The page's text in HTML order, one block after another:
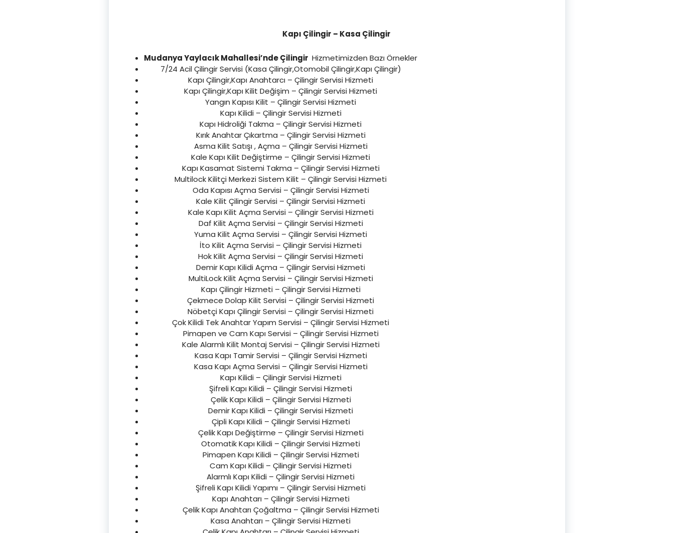
Kapı Çilingir – Kasa Çilingir
Mudanya Yaylacık Mahallesi’nde Çilingir Hizmetimizden Bazı Örnekler
7/24 Acil Çilingir Servisi (Kasa Çilingir,Otomobil Çilingir,Kapı Çilingir)
Kapı Çilingir,Kapı Anahtarcı – Çilingir Servisi Hizmeti
Kapı Çilingir,Kapı Kilit Değişim – Çilingir Servisi Hizmeti
Yangın Kapısı Kilit – Çilingir Servisi Hizmeti
Kapı Kilidi – Çilingir Servisi Hizmeti
Kapı Hidroliği Takma – Çilingir Servisi Hizmeti
Kırık Anahtar Çıkartma – Çilingir Servisi Hizmeti
Asma Kilit Satışı , Açma – Çilingir Servisi Hizmeti
Kale Kapı Kilit Değiştirme – Çilingir Servisi Hizmeti
Kapı Kasamat Sistemi Takma – Çilingir Servisi Hizmeti
Multilock Kilitçi Merkezi Sistem Kilit – Çilingir Servisi Hizmeti
Oda Kapısı Açma Servisi – Çilingir Servisi Hizmeti
Kale Kilit Çilingir Servisi – Çilingir Servisi Hizmeti
Kale Kapı Kilit Açma Servisi – Çilingir Servisi Hizmeti
Daf Kilit Açma Servisi – Çilingir Servisi Hizmeti
Yuma Kilit Açma Servisi – Çilingir Servisi Hizmeti
İto Kilit Açma Servisi – Çilingir Servisi Hizmeti
Hok Kilit Açma Servisi – Çilingir Servisi Hizmeti
Demir Kapı Kilidi Açma – Çilingir Servisi Hizmeti
MultiLock Kilit Açma Servisi – Çilingir Servisi Hizmeti
Kapı Çilingir Hizmeti – Çilingir Servisi Hizmeti
Çekmece Dolap Kilit Servisi – Çilingir Servisi Hizmeti
Nöbetçi Kapı Çilingir Servisi – Çilingir Servisi Hizmeti
Çok Kilidi Tek Anahtar Yapım Servisi – Çilingir Servisi Hizmeti
Pimapen ve Cam Kapı Servisi – Çilingir Servisi Hizmeti
Kale Alarmlı Kilit Montaj Servisi – Çilingir Servisi Hizmeti
Kasa Kapı Tamir Servisi – Çilingir Servisi Hizmeti
Kasa Kapı Açma Servisi – Çilingir Servisi Hizmeti
Kapı Kilidi – Çilingir Servisi Hizmeti
Şifreli Kapı Kilidi – Çilingir Servisi Hizmeti
Çelik Kapı Kilidi – Çilingir Servisi Hizmeti
Demir Kapı Kilidi – Çilingir Servisi Hizmeti
Çipli Kapı Kilidi – Çilingir Servisi Hizmeti
Çelik Kapı Değiştirme – Çilingir Servisi Hizmeti
Otomatik Kapı Kilidi – Çilingir Servisi Hizmeti
Pimapen Kapı Kilidi – Çilingir Servisi Hizmeti
Cam Kapı Kilidi – Çilingir Servisi Hizmeti
Alarmlı Kapı Kilidi – Çilingir Servisi Hizmeti
Şifreli Kapı Kilidi Yapımı – Çilingir Servisi Hizmeti
Kapı Anahtarı – Çilingir Servisi Hizmeti
Çelik Kapı Anahtarı Çoğaltma – Çilingir Servisi Hizmeti
Kasa Anahtarı – Çilingir Servisi Hizmeti